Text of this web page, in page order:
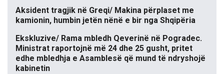
Aksident tragjik në Greqi/ Makina përplaset me
kamionin, humbin jetën nënë e bir nga Shqipëria
Ekskluzive/ Rama mbledh Qeverinë në Pogradec.
Ministrat raportojnë më 24 dhe 25 gusht, pritet
edhe mbledhja e Asamblesë që mund të ndryshojë
kabinetin